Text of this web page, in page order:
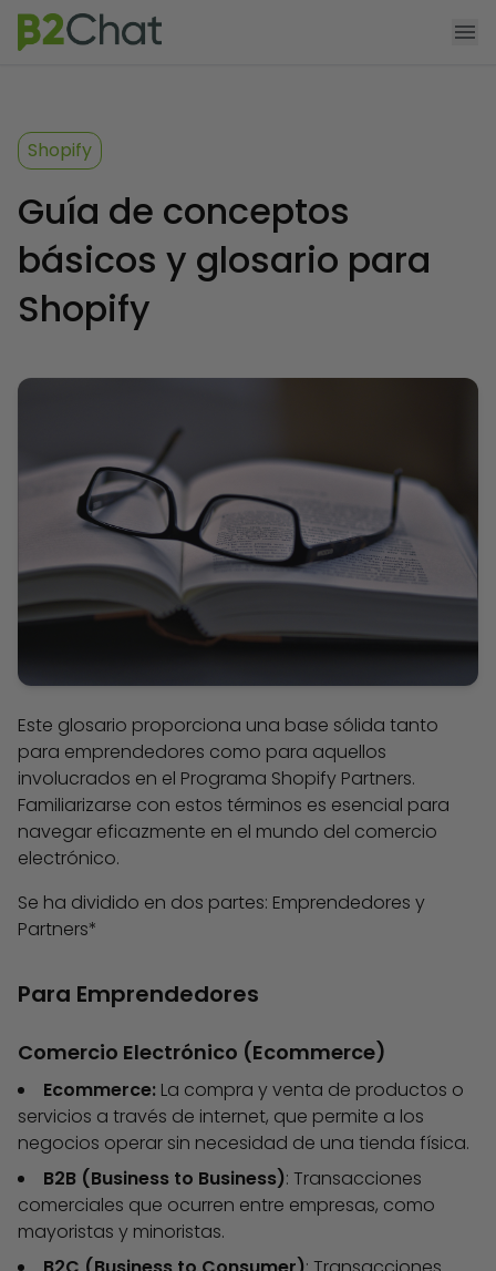
Producto
Precios
App Shopify
Recursos
Shopify
Guía de conceptos
básicos y glosario para
Shopify
Este glosario proporciona una base sólida tanto
para emprendedores como para aquellos
involucrados en el Programa Shopify Partners.
Familiarizarse con estos términos es esencial para
navegar eficazmente en el mundo del comercio
electrónico.
Se ha dividido en dos partes: Emprendedores y
Partners*
Para Emprendedores
Comercio Electrónico (Ecommerce)
Ecommerce: La compra y venta de productos o
servicios a través de internet, que permite a los
negocios operar sin necesidad de una tienda física.
B2B (Business to Business): Transacciones
comerciales que ocurren entre empresas, como
mayoristas y minoristas.